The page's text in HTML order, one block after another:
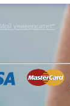
университет"